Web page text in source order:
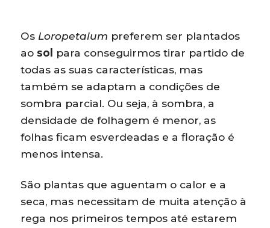
Os Loropetalum preferem ser plantados
ao sol
para conseguirmos tirar partido de
todas as suas características, mas
também se adaptam a condições de
sombra parcial. Ou seja, à sombra, a
densidade de folhagem é menor, as
folhas ficam esverdeadas e a floração é
menos intensa.
São plantas que aguentam o calor e a
seca, mas necessitam de muita atenção à
rega nos primeiros tempos até estarem